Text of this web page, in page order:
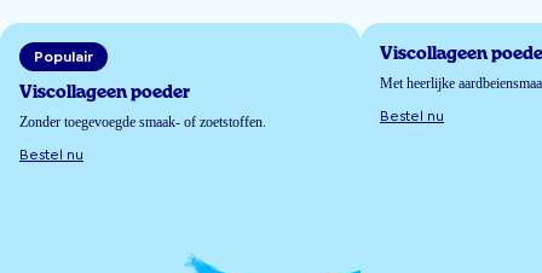
Populair
Viscollageen poeder
Zonder toegevoegde smaak- of zoetstoffen.
Bestel nu
Viscollageen
Met heerlijke
Bestel nu